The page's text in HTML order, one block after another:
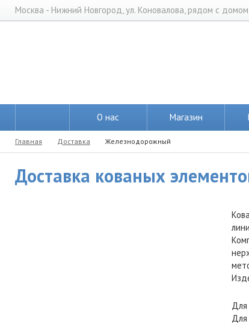
Москва - Нижний Новгород, ул. Коновалова, рядом с
О нас Магазин
Главная Доставка Железнодорожный
Доставка кованых
Для
Для